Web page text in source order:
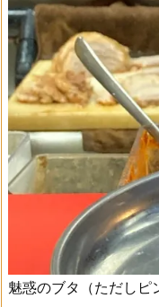
魅惑のブタ（ただしピ